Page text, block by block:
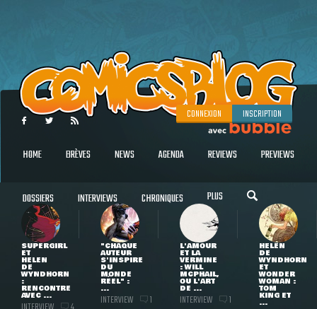
CONNEXION INSCRIPTION
HOME BRÈVES NEWS AGENDA REVIEWS PREVIEWS
DOSSIERS INTERVIEWS CHRONIQUES PLUS
SUPERGIRL
ET
HELEN
DE
WYNDHORN
:
RENCONTRE
AVEC ...
"CHAQUE
AUTEUR
S'INSPIRE
DU
MONDE
RÉEL" :
...
INTERVIEW 1
L'AMOUR
ET LA
VERMINE
: WILL
MCPHAIL,
OU L'ART
DE ...
INTERVIEW 1
HELEN
DE
WYNDHORN
ET
WONDER
WOMAN :
TOM
KING ET
...